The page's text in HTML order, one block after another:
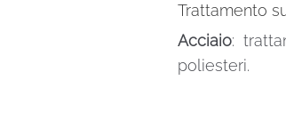
Trattamento
Acciaio:
poliesteri.